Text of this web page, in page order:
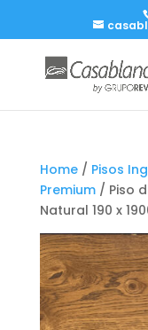
Home/ Pisos
Premium/ Piso
Natural 190 x